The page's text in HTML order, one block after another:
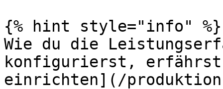
{% hint style="info" %}
Wie du die
konfigurierst, erfährst
einrichten](/